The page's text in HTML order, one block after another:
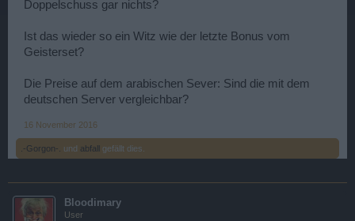
Doppelschuss gar nichts?
Ist das wieder so ein Witz wie der letzte Bonus vom
Geisterset?
Die Preise auf dem arabischen Sever: Sind die mit dem
deutschen Server vergleichbar?
16 November 2016
.-Gorgon-. und abfall gefällt dies.
Bloodimary
User